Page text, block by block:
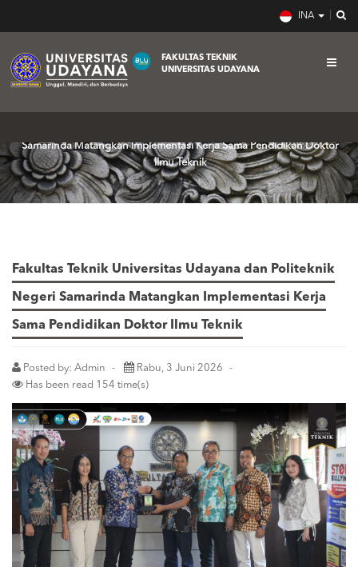
INA
FAKULTAS TEKNIK
UNIVERSITAS UDAYANA
Home
Berita
Samarinda Matangkan Implementasi Kerja Sama Pendidikan Doktor
Ilmu Teknik
Fakultas Teknik Universitas Udayana dan Politeknik
Negeri Samarinda Matangkan Implementasi Kerja
Sama Pendidikan Doktor Ilmu Teknik
Posted by: Admin
Rabu, 3 Juni 2026
Has been read 154 time(s)